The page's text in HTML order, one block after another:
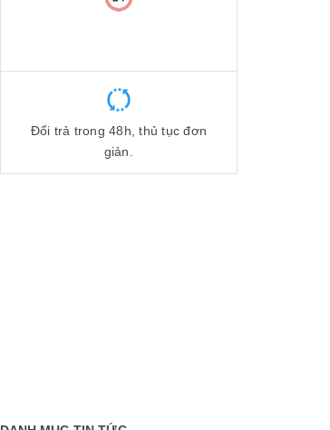
Đổi trả trong 48h, thủ tục đơn
giản.